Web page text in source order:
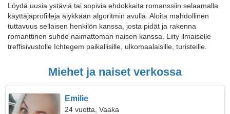
Löydä uusia ystäviä tai sopivia ehdokkaita romanssiin selaamalla
käyttäjäprofiileja älykkään algoritmin avulla. Aloita mahdollinen
tuttavuus sellaisen henkilön kanssa, josta pidät ja rakenna
romanttinen suhde naimattoman naisen kanssa. Liity ilmaiselle
treffisivustolle Ichtegem paikallisille, ulkomaalaisille, turisteille.
Miehet ja naiset verkossa
Emilie
24 vuotta, Vaaka